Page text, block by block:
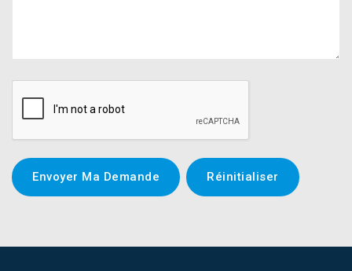
Envoyer Ma Demande Réinitialiser